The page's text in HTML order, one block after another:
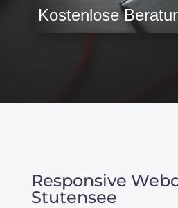
Kostenlose
Responsive
Stutensee